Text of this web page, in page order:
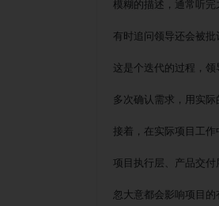
模糊的描述，通常听完
有时追问领导还会被
这是个迭代的过程，
多次确认需求，用实际
接着，在实际项目工作
项目执行层、产品交
忽大意都会影响项目